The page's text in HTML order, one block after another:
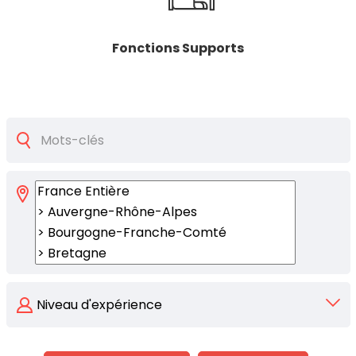
Fonctions Supports